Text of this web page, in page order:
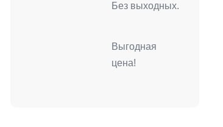
Без выходных.
Выгодная
цена!